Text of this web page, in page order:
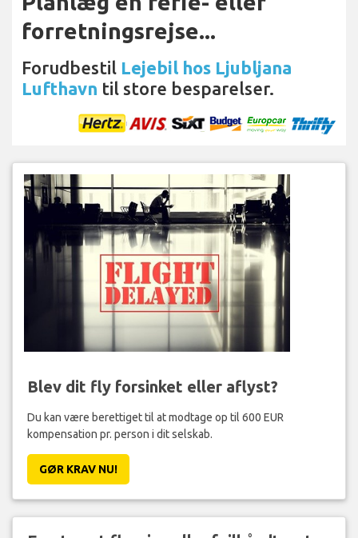
forretningsrejse...
Forudbestil Lejebil hos Ljubljana
Lufthavn til store besparelser.
Blev dit fly forsinket eller aflyst?
Du kan være berettiget til at modtage op til 600 EUR
kompensation pr. person i dit selskab.
GØR KRAV NU!